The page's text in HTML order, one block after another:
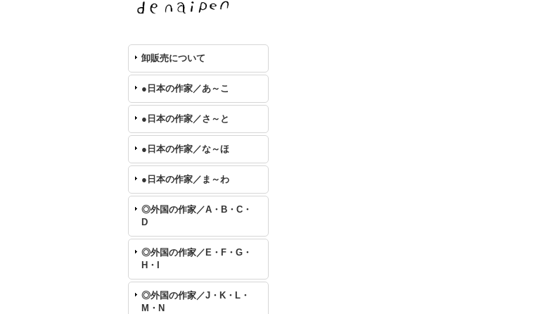
卸販売について
●日本の作家／あ～こ
●日本の作家／さ～と
●日本の作家／な～ほ
●日本の作家／ま～わ
◎外国の作家／A・B・C・
D
◎外国の作家／E・F・G・
H・I
◎外国の作家／J・K・L・
M・N